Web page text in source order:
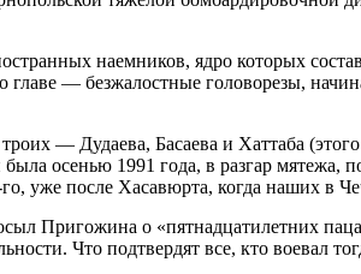
наемников, ядро которых
— безжалостные головорезы,
— Дудаева, Басаева и Хаттаба
осенью 1991 года, в разгар мятежа,
уже после Хасавюрта, когда наших в
Пригожина о «пятнадцатилетних
Что подтвердят все, кто воевал